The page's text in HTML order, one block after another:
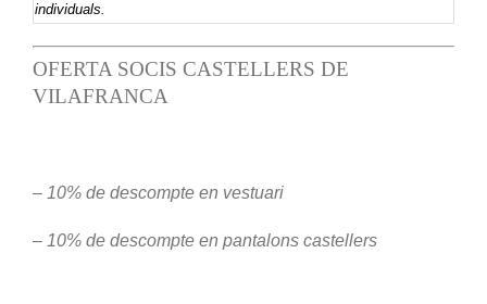
individuals.
OFERTA SOCIS CASTELLERS DE
VILAFRANCA
– 10% de descompte en vestuari
– 10% de descompte en pantalons castellers